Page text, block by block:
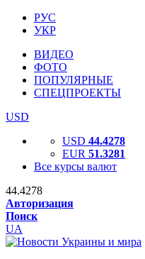
РУС
УКР
ВИДЕО
ФОТО
ПОПУЛЯРНЫЕ
СПЕЦПРОЕКТЫ
USD
USD 44.4278
EUR 51.3281
Все курсы валют
44.4278
Авторизация
Поиск
UA